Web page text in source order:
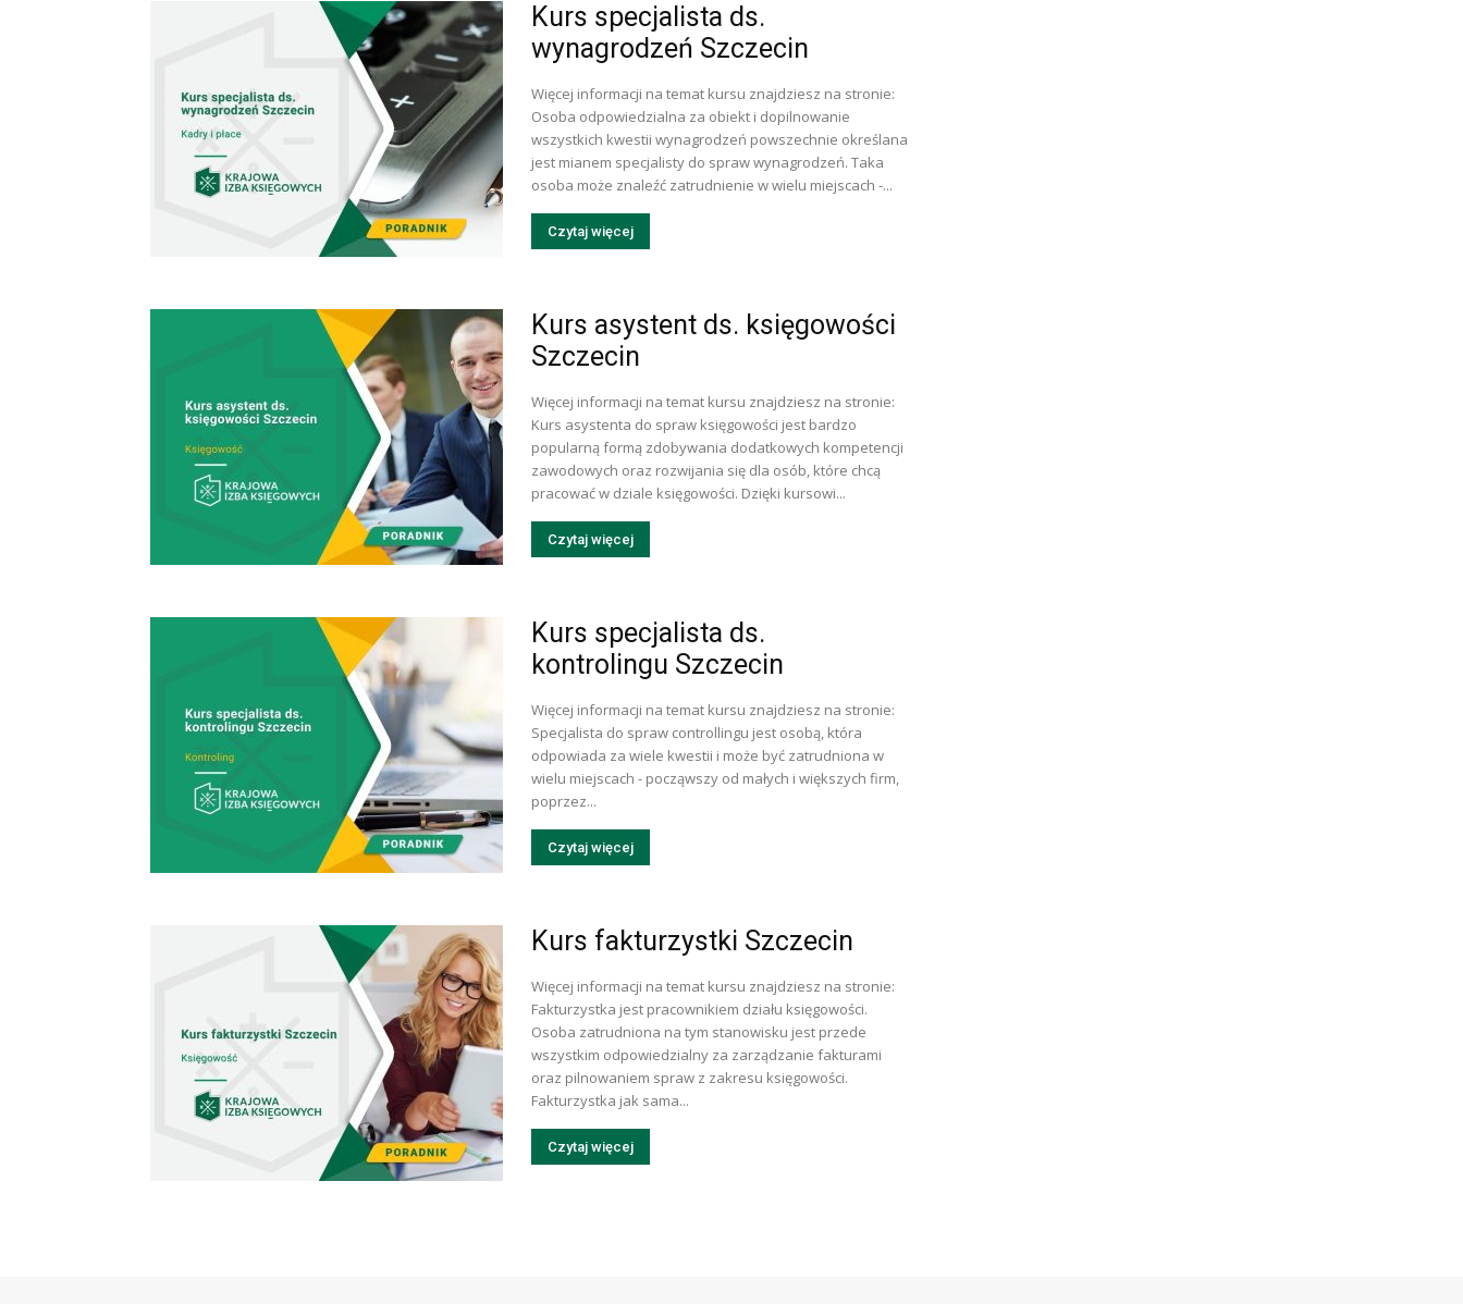
Kurs specjalista ds.
wynagrodzeń Szczecin
Więcej informacji na temat kursu znajdziesz na stronie:
Osoba odpowiedzialna za obiekt i dopilnowanie
wszystkich kwestii wynagrodzeń powszechnie określana
jest mianem specjalisty do spraw wynagrodzeń. Taka
osoba może znaleźć zatrudnienie w wielu miejscach -...
Czytaj więcej
Kurs asystent ds. księgowości
Szczecin
Więcej informacji na temat kursu znajdziesz na stronie:
Kurs asystenta do spraw księgowości jest bardzo
popularną formą zdobywania dodatkowych kompetencji
zawodowych oraz rozwijania się dla osób, które chcą
pracować w dziale księgowości. Dzięki kursowi...
Czytaj więcej
Kurs specjalista ds.
kontrolingu Szczecin
Więcej informacji na temat kursu znajdziesz na stronie:
Specjalista do spraw controllingu jest osobą, która
odpowiada za wiele kwestii i może być zatrudniona w
wielu miejscach - począwszy od małych i większych firm,
poprzez...
Czytaj więcej
Kurs fakturzystki Szczecin
Więcej informacji na temat kursu znajdziesz na stronie:
Fakturzystka jest pracownikiem działu księgowości.
Osoba zatrudniona na tym stanowisku jest przede
wszystkim odpowiedzialny za zarządzanie fakturami
oraz pilnowaniem spraw z zakresu księgowości.
Fakturzystka jak sama...
Czytaj więcej